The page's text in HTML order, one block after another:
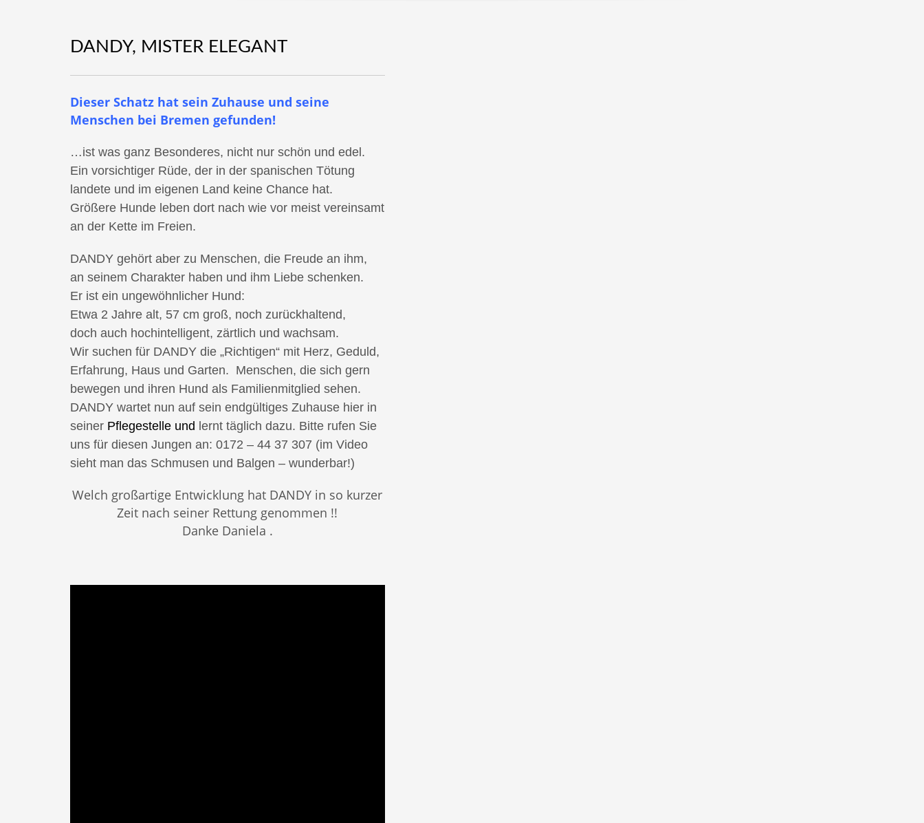
DANDY, MISTER ELEGANT
Dieser Schatz hat sein Zuhause und seine
Menschen bei Bremen gefunden!
…ist was ganz Besonderes, nicht nur schön und edel.
Ein vorsichtiger Rüde, der in der spanischen Tötung
landete und im eigenen Land keine Chance hat.
Größere Hunde leben dort nach wie vor meist vereinsamt
an der Kette im Freien.
DANDY gehört aber zu Menschen, die Freude an ihm,
an seinem Charakter haben und ihm Liebe schenken.
Er ist ein ungewöhnlicher Hund:
Etwa 2 Jahre alt, 57 cm groß, noch zurückhaltend,
doch auch hochintelligent, zärtlich und wachsam.
Wir suchen für DANDY die „Richtigen“ mit Herz, Geduld,
Erfahrung, Haus und Garten. Menschen, die sich gern
bewegen und ihren Hund als Familienmitglied sehen.
DANDY wartet nun auf sein endgültiges Zuhause hier in
seiner Pflegestelle und lernt täglich dazu. Bitte rufen Sie
uns für diesen Jungen an: 0172 – 44 37 307 (im Video
sieht man das Schmusen und Balgen – wunderbar!)
Welch großartige Entwicklung hat DANDY in so kurzer
Zeit nach seiner Rettung genommen !!
Danke Daniela .